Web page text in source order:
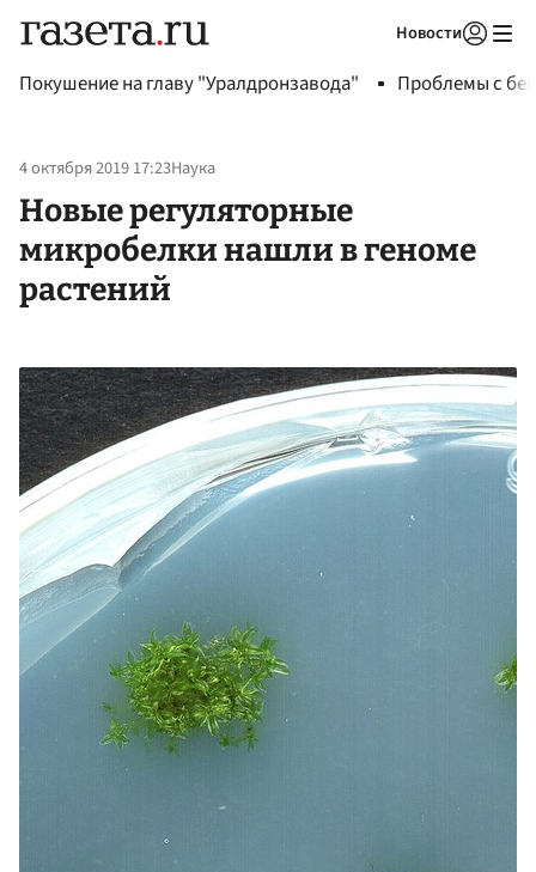
Новости
Покушение на главу "Уралдронзавода" Проблемы с
4 октября 2019 17:23Наука
Новые регуляторные
микробелки нашли в геноме
растений